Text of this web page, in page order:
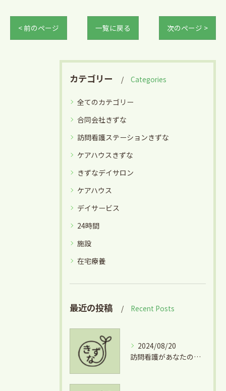
< 前のページ 一覧に戻る 次のページ >
カテゴリー Categories
全てのカテゴリー
合同会社きずな
訪問看護ステーションきずな
ケアハウスきずな
きずなデイサロン
ケアハウス
デイサービス
24時間
施設
在宅療養
最近の投稿 Recent Posts
2024/08/20
訪問看護があなたの生活を支える理由